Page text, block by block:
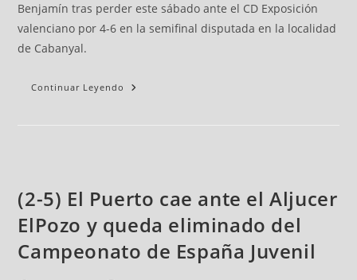
Benjamín tras perder este sábado ante el CD Exposición
valenciano por 4-6 en la semifinal disputada en la localidad
de Cabanyal.
Continuar Leyendo
(2-5) El Puerto cae ante el Aljucer
ElPozo y queda eliminado del
Campeonato de España Juvenil